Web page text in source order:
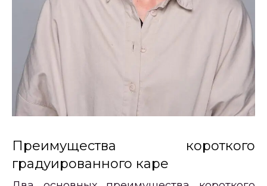
Преимущества короткого
градуированного каре